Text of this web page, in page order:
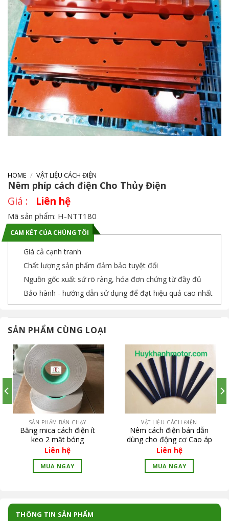
HOME / VẬT LIỆU CÁCH ĐIỆN
Nêm phíp cách điện Cho Thủy Điện
Liên hệ
Mã sản phẩm: H-NTT180
CAM KẾT CỦA CHÚNG TÔI
Giá cả cạnh tranh
Chất lượng sản phẩm đảm bảo tuyệt đối
Nguồn gốc xuất sứ rõ ràng, hóa đơn chứng từ đầy đủ
Bảo hành - hướng dẫn sử dụng để đạt hiệu quả cao nhất
SẢN PHẨM CÙNG LOẠI
SẢN PHẨM BÁN CHẠY
Băng mica cách điện ít
keo 2 mặt bóng
Liên hệ
MUA NGAY
VẬT LIỆU CÁCH ĐIỆN
Nêm cách điện bán dẫn
dùng cho động cơ Cao áp
cỡ lớn
Liên hệ
MUA NGAY
THÔNG TIN SẢN PHẨM